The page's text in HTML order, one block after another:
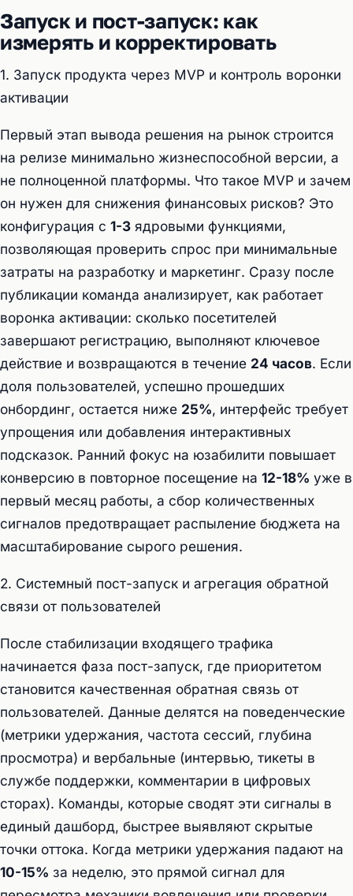
Запуск и пост-запуск: как
измерять и корректировать
1. Запуск продукта через MVP и контроль воронки
активации
Первый этап вывода решения на рынок строится
на релизе минимально жизнеспособной версии, а
не полноценной платформы. Что такое MVP и зачем
он нужен для снижения финансовых рисков? Это
конфигурация с 1-3 ядровыми функциями,
позволяющая проверить спрос при минимальные
затраты на разработку и маркетинг. Сразу после
публикации команда анализирует, как работает
воронка активации: сколько посетителей
завершают регистрацию, выполняют ключевое
действие и возвращаются в течение 24 часов. Если
доля пользователей, успешно прошедших
онбординг, остается ниже 25%, интерфейс требует
упрощения или добавления интерактивных
подсказок. Ранний фокус на юзабилити повышает
конверсию в повторное посещение на 12-18% уже в
первый месяц работы, а сбор количественных
сигналов предотвращает распыление бюджета на
масштабирование сырого решения.
2. Системный пост-запуск и агрегация обратной
связи от пользователей
После стабилизации входящего трафика
начинается фаза пост-запуск, где приоритетом
становится качественная обратная связь от
пользователей. Данные делятся на поведенческие
(метрики удержания, частота сессий, глубина
просмотра) и вербальные (интервью, тикеты в
службе поддержки, комментарии в цифровых
сторах). Команды, которые сводят эти сигналы в
единый дашборд, быстрее выявляют скрытые
точки оттока. Когда метрики удержания падают на
10-15% за неделю, это прямой сигнал для